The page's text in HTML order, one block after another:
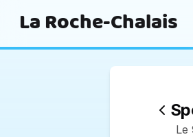
La Roche-Chalais
Le